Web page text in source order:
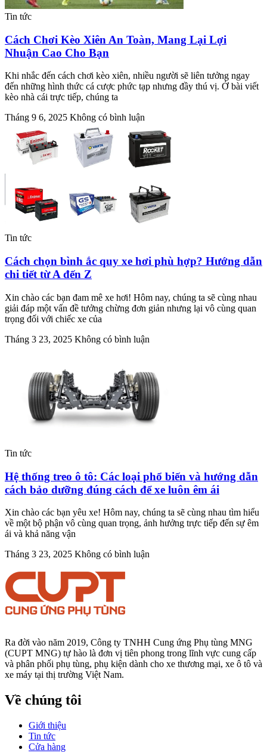
Tin tức
Cách Chơi Kèo Xiên An Toàn, Mang Lại Lợi
Nhuận Cao Cho Bạn
Khi nhắc đến cách chơi kèo xiên, nhiều người sẽ liên tưởng ngay
đến những hình thức cá cược phức tạp nhưng đầy thú vị. Ở bài viết
kèo nhà cái trực tiếp, chúng ta
Tháng 9 6, 2025 Không có bình luận
Tin tức
Cách chọn bình ắc quy xe hơi phù hợp? Hướng dẫn
chi tiết từ A đến Z
Xin chào các bạn đam mê xe hơi! Hôm nay, chúng ta sẽ cùng nhau
giải đáp một vấn đề tưởng chừng đơn giản nhưng lại vô cùng quan
trọng đối với chiếc xe của
Tháng 3 23, 2025 Không có bình luận
Tin tức
Hệ thống treo ô tô: Các loại phổ biến và hướng dẫn
cách bảo dưỡng đúng cách để xe luôn êm ái
Xin chào các bạn yêu xe! Hôm nay, chúng ta sẽ cùng nhau tìm hiểu
về một bộ phận vô cùng quan trọng, ảnh hưởng trực tiếp đến sự êm
ái và khả năng vận
Tháng 3 23, 2025 Không có bình luận
Ra đời vào năm 2019, Công ty TNHH Cung ứng Phụ tùng MNG
(CUPT MNG) tự hào là đơn vị tiên phong trong lĩnh vực cung cấp
và phân phối phụ tùng, phụ kiện dành cho xe thương mại, xe ô tô và
xe máy tại thị trường Việt Nam.
Về chúng tôi
Giới thiệu
Tin tức
Cửa hàng